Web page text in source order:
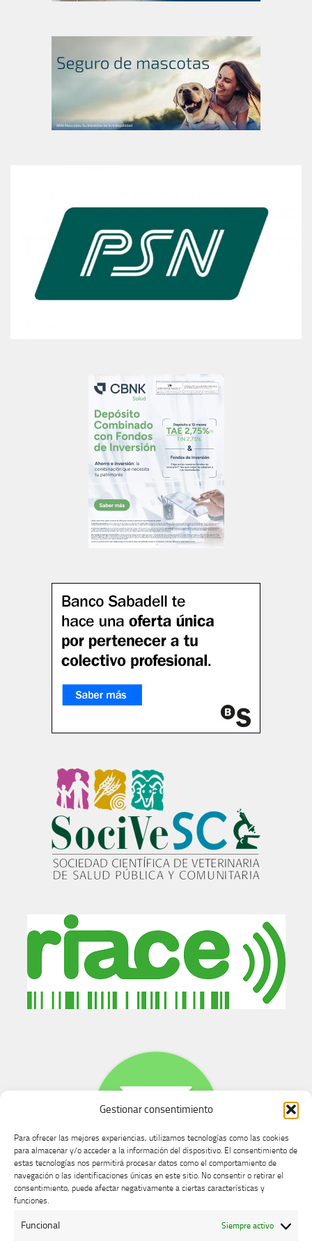
Gestionar consentimiento
Para ofrecer las mejores experiencias, utilizamos tecnologías como las cookies
para almacenar y/o acceder a la información del dispositivo. El consentimiento de
estas tecnologías nos permitirá procesar datos como el comportamiento de
navegación o las identificaciones únicas en este sitio. No consentir o retirar el
consentimiento, puede afectar negativamente a ciertas características y
funciones.
Funcional Siempre activo
Buzón de dudas, quejas y sugerencias